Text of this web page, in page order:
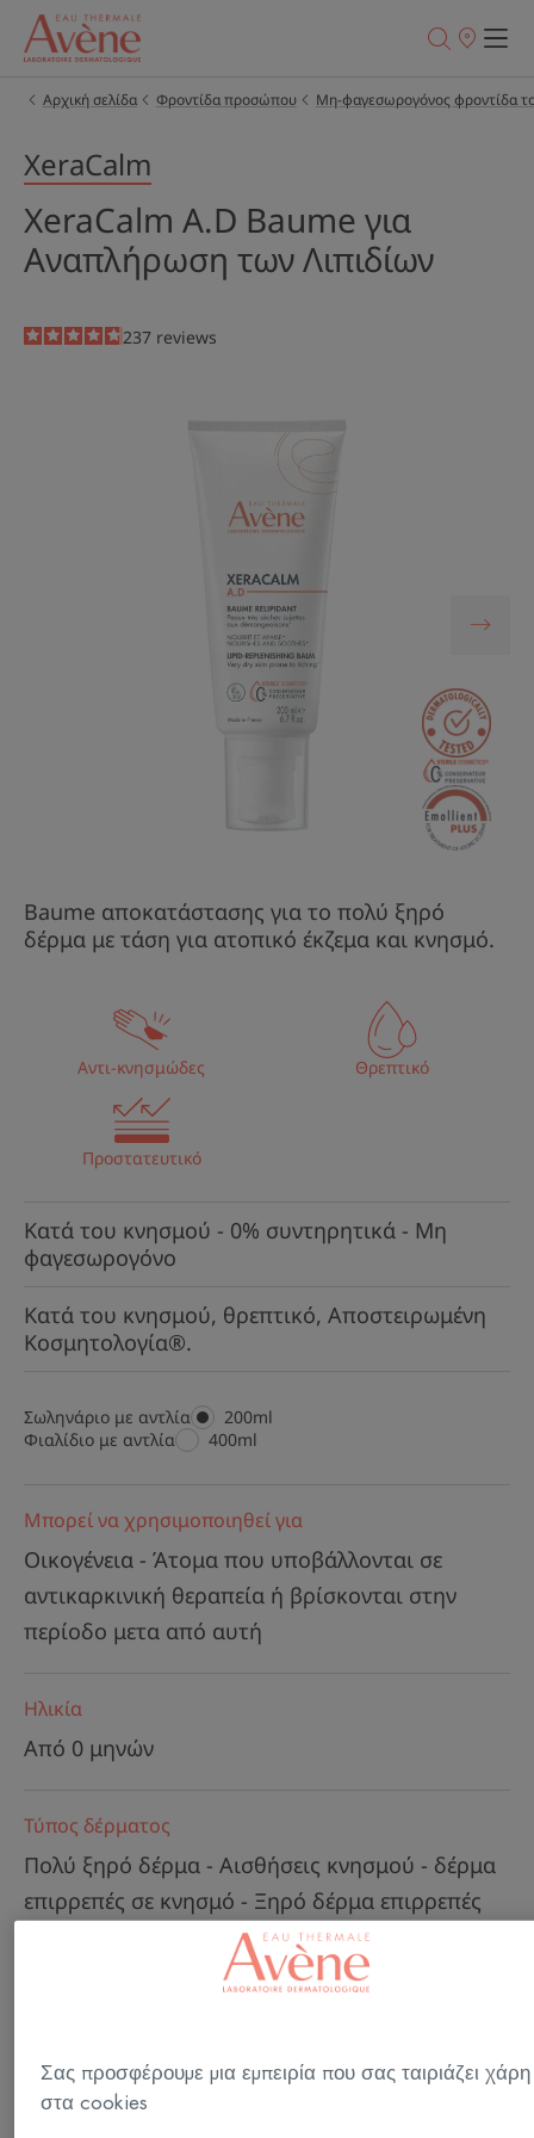
Σημεία
Αρχική σελίδα
Φροντίδα προσώπου Μη-φαγεσωρογόνος φροντίδα
XeraCalm
XeraCalm A.D Baume για
Αναπλήρωση των Λιπιδίων
4.8
/5
237 reviews
Baume αποκατάστασης για το πολύ ξηρό
δέρμα με τάση για ατοπικό έκζεμα και κνησμό.
Αντι-κνησμώδες Θρεπτικό
Προστατευτικό
Κατά του κνησμού - 0% συντηρητικά - Μη
φαγεσωρογόνο
Κατά του κνησμού, θρεπτικό, Αποστειρωμένη
Κοσμητολογία®.
Σωληνάριο με αντλία
Σωληνάριο
με
200ml
Φιαλίδιο με αντλία
Φιαλίδιο
400ml
Μπορεί να χρησιμοποιηθεί για
Οικογένεια - Άτομα που υποβάλλονται σε
αντικαρκινική θεραπεία ή βρίσκονται στην
περίοδο μετα από αυτή
Ηλικία
Από 0 μηνών
Τύπος δέρματος
Πολύ ξηρό δέρμα - Αισθήσεις κνησμού - δέρμα
επιρρεπές σε κνησμό - Ξηρό δέρμα επιρρεπές
του κνησμού - Θρέψη - Λιπιδική αναπλήρωση
Σας προσφέρουμε μια εμπειρία που σας ταιριάζει χάρη
στα cookies